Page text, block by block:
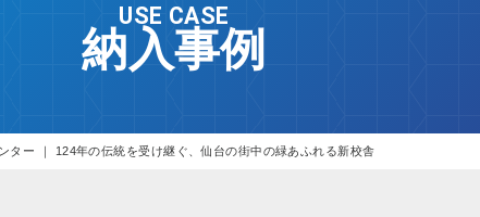
USE CASE
納入事例
ー ｜ 124年の伝統を受け継ぐ、仙台の街中の緑あふれる新校舎